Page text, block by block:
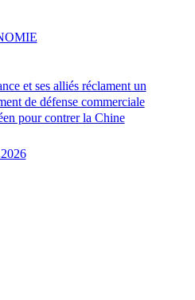
et ses alliés réclament un
de défense commerciale
pour contrer la Chine